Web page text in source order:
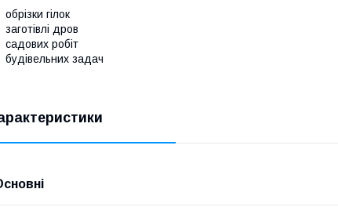
обрізки гілок
заготівлі дров
садових робіт
будівельних задач